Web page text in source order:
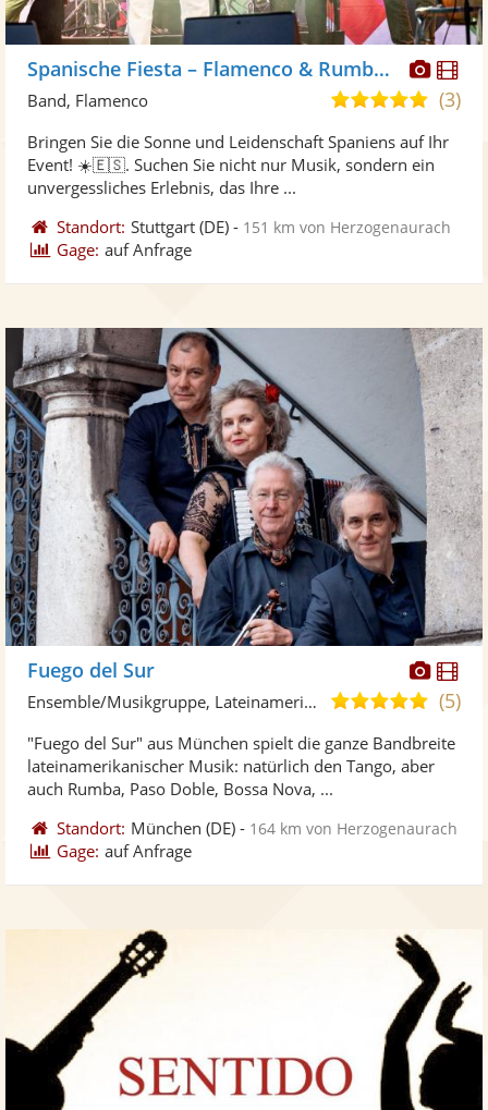
Fotos
Spanische Fiesta – Flamenco & Rumba Live-Show
5,0
5
(3)
Band, Flamenco
Bringen Sie die Sonne und Leidenschaft Spaniens auf Ihr
Event! ☀️🇪🇸. Suchen Sie nicht nur Musik, sondern ein
unvergessliches Erlebnis, das Ihre ...
Standort: Stuttgart (DE) - 151 km von Herzogenaurach
Gage: auf Anfrage
Fotos
Fuego del Sur
4,9
5
(5)
Ensemble/Musikgruppe, Lateinamerikanische Musik
"Fuego del Sur" aus München spielt die ganze Bandbreite
lateinamerikanischer Musik: natürlich den Tango, aber
auch Rumba, Paso Doble, Bossa Nova, ...
Standort: München (DE) - 164 km von Herzogenaurach
Gage: auf Anfrage